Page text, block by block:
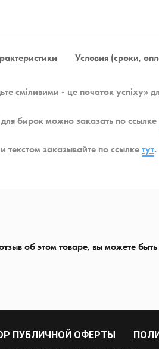
Условия (сроки,
сміливими - це початок успіху»
бирок можно заказать по ссылке
текстом заказывайте по ссылкетут.
об этом товаре, вы можете
ПУБЛИЧНОЙ ОФЕРТЫ